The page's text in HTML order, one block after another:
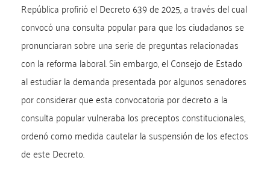
República profirió el Decreto 639 de 2025, a través del cual
convocó una consulta popular para que los ciudadanos se
pronunciaran sobre una serie de preguntas relacionadas
con la reforma laboral. Sin embargo, el Consejo de Estado
al estudiar la demanda presentada por algunos senadores
por considerar que esta convocatoria por decreto a la
consulta popular vulneraba los preceptos constitucionales,
ordenó como medida cautelar la suspensión de los efectos
de este Decreto.